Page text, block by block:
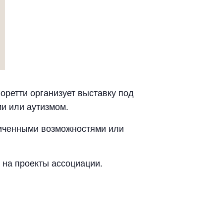
организует выставку под
или аутизмом.
возможностями или
проекты ассоциации.